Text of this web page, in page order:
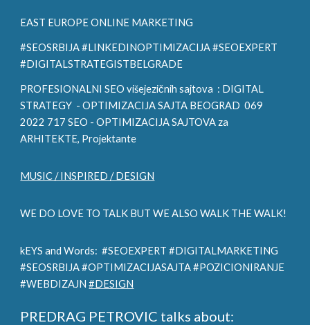
EAST EUROPE ONLINE MARKETING
#SEOSRBIJA #LINKEDINOPTIMIZACIJA #SEOEXPERT
#DIGITALSTRATEGISTBELGRADE
PROFESIONALNI SEO višejezičnih sajtova : DIGITAL
STRATEGY - OPTIMIZACIJA SAJTA BEOGRAD 069
2022 717 SEO - OPTIMIZACIJA SAJTOVA za
ARHITEKTE, Projektante
MUSIC / INSPIRED / DESIGN
WE DO LOVE TO TALK BUT WE ALSO WALK THE WALK!
kEYS and Words: #SEOEXPERT #DIGITALMARKETING
#SEOSRBIJA #OPTIMIZACIJASAJTA #POZICIONIRANJE
#WEBDIZAJN#DESIGN
PREDRAG PETROVIC talks about: